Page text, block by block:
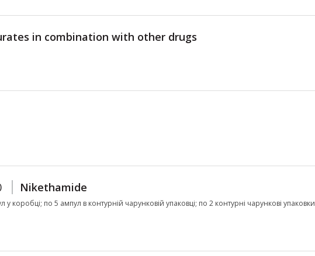
in combination with other drugs
Nikethamide
коробці; по 5 ампул в контурній чарунковій упаковці; по 2 контурні чарункові упаковки